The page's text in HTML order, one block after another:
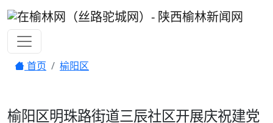
首页 榆阳区
榆阳区明珠路街道三辰社区开展庆祝建党